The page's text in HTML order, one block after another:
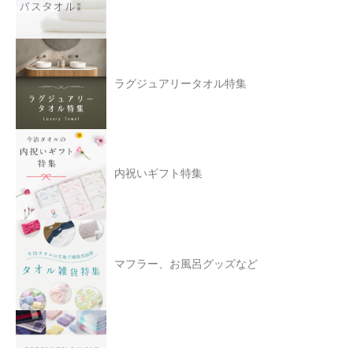
ラグジュアリータオル特集
内祝いギフト特集
マフラー、お風呂グッズなど